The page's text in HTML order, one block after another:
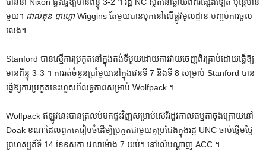
បាននាំ Nixon ផ្ទះធ្វើឱ្យមានពិន្ទុ 3-2 ។ រដ្ឋ NC ស្ថិតនៅឆ្ងាយពីពីរផ្សេងទៀត ប៉ុន្តែមាន
មួយ។ ដាល់តុន បាហ្គោWiggins តែមួយបានបុកនៅលើផ្លូវមូលដ្ឋាន បញ្ចប់ការចូល
លេង។
Stanford បាន​ស្មើ​ការ​ប្រកួត​នៅ​ក្នុង​តង់​ទី​មួយ​ដោយ​ការ​វាយ​ចេញ​ពីរ​គ្រាប់​ដោយ​ធ្វើ​ឱ្យ​
មាន​ពិន្ទុ 3-3 ។ ការរត់ចំនួនប្រាំមួយនៅក្នុងវេនទី 7 និងទី 8 សម្រាប់ Stanford បាន
ធ្វើឱ្យការប្រកួតនេះហួសពីលទ្ធភាពសម្រាប់ Wolfpack ។
Wolfpack ឥឡូវនេះបានត្រលប់មកផ្ទះវិញសម្រាប់ស៊េរីរដូវកាលធម្មតាចុងក្រោយនៅ
Doak ខណៈដែលពួកគេរៀបចំដើម្បីប្រកួតជាមួយគូប្រជែងក្នុងរដ្ឋ UNC ចាប់ផ្តើមថ្ងៃ
ព្រហស្បតិ៍ទី 14 ខែឧសភា វេលាម៉ោង 7 យប់។ នៅលើបណ្តាញ ACC ។